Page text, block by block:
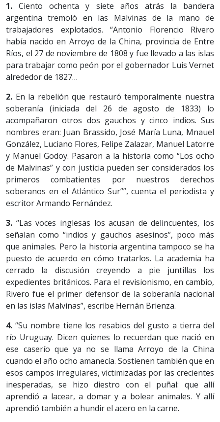
1. Ciento ochenta y siete años atrás la bandera
argentina tremoló en las Malvinas de la mano de
trabajadores explotados. “Antonio Florencio Rivero
había nacido en Arroyo de la China, provincia de Entre
Ríos, el 27 de noviembre de 1808 y fue llevado a las islas
para trabajar como peón por el gobernador Luis Vernet
alrededor de 1827…
2. En la rebelión que restauró temporalmente nuestra
soberanía (iniciada del 26 de agosto de 1833) lo
acompañaron otros dos gauchos y cinco indios. Sus
nombres eran: Juan Brassido, José María Luna, Mnauel
González, Luciano Flores, Felipe Zalazar, Manuel Latorre
y Manuel Godoy. Pasaron a la historia como “Los ocho
de Malvinas” y con justicia pueden ser considerados los
primeros combatientes por nuestros derechos
soberanos en el Atlántico Sur””, cuenta el periodista y
escritor Armando Fernández.
3. “Las voces inglesas los acusan de delincuentes, los
señalan como “indios y gauchos asesinos”, poco más
que animales. Pero la historia argentina tampoco se ha
puesto de acuerdo en cómo tratarlos. La academia ha
cerrado la discusión creyendo a pie juntillas los
expedientes británicos. Para el revisionismo, en cambio,
Rivero fue el primer defensor de la soberanía nacional
en las islas Malvinas”, escribe Hernán Brienza.
4.“Su nombre tiene los resabios del gusto a tierra del
río Uruguay. Dicen quienes lo recuerdan que nació en
ese caserío que ya no se llama Arroyo de la China
cuando el año ocho amanecía. Sostienen también que en
esos campos irregulares, victimizadas por las crecientes
inesperadas, se hizo diestro con el puñal: que allí
aprendió a lacear, a domar y a bolear animales. Y allí
aprendió también a hundir el acero en la carne.